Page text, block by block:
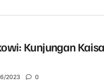
Kunjungan
2023 0